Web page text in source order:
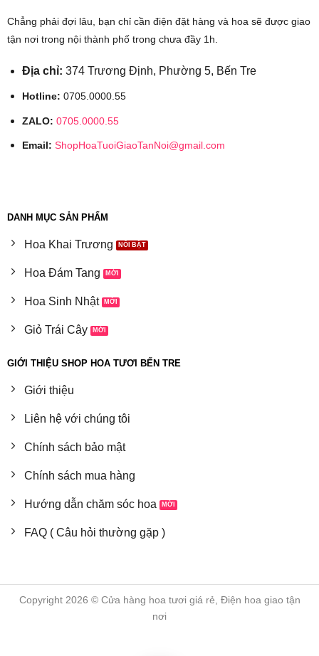
Chẳng phải đợi lâu, bạn chỉ cần điện đặt hàng và hoa sẽ được giao
tận nơi trong nội thành phố trong chưa đầy 1h.
Địa chỉ: 374 Trương Định, Phường 5, Bến Tre
Hotline: 0705.0000.55
ZALO: 0705.0000.55
Email: ShopHoaTuoiGiaoTanNoi@gmail.com
DANH MỤC SẢN PHẨM
Hoa Khai Trương
Hoa Đám Tang
Hoa Sinh Nhật
Giỏ Trái Cây
GIỚI THIỆU SHOP HOA TƯƠI BẾN TRE
Giới thiệu
Liên hệ với chúng tôi
Chính sách bảo mật
Chính sách mua hàng
Hướng dẫn chăm sóc hoa
FAQ ( Câu hỏi thường gặp )
Copyright 2026 © Cửa hàng hoa tươi giá rẻ, Điện hoa giao tận
nơi